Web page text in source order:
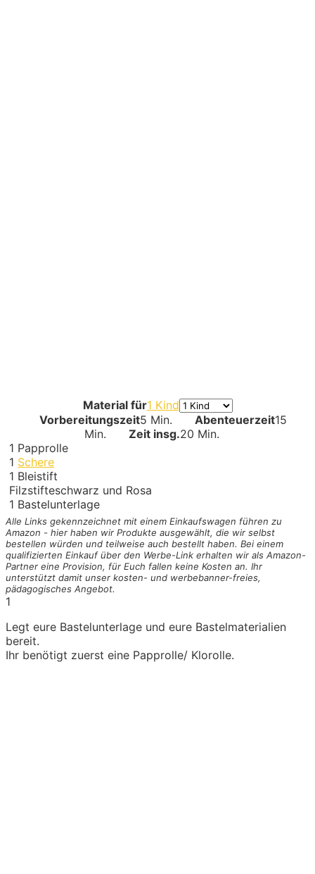
Material für1 Kind
Vorbereitungszeit5 Min. Abenteuerzeit15
Min.
Zeit insg.20 Min.
1 Papprolle
1 Schere
1 Bleistift
Filzstifteschwarz und Rosa
1 Bastelunterlage
Alle Links gekennzeichnet mit einem Einkaufswagen führen zu
Amazon - hier haben wir Produkte ausgewählt, die wir selbst
bestellen würden und teilweise auch bestellt haben. Bei einem
qualifizierten Einkauf über den Werbe-Link erhalten wir als Amazon-
Partner eine Provision, für Euch fallen keine Kosten an. Ihr
unterstützt damit unser kosten- und werbebanner-freies,
pädagogisches Angebot.
1
Legt eure Bastelunterlage und eure Bastelmaterialien
bereit.
Ihr benötigt zuerst eine Papprolle/ Klorolle.